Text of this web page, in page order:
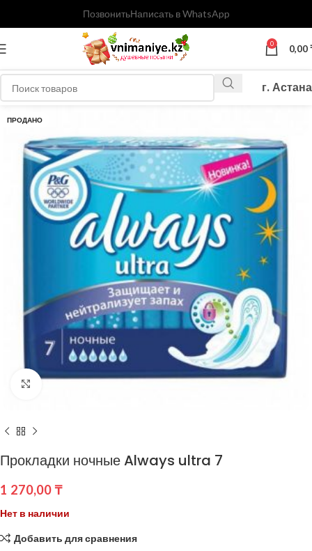
ПозвонитьНаписать в WhatsApp
0 0,00
г. Астана
ПРОДАНО
Прокладки ночные Always ultra 7
1 270,00 ₸
Нет в наличии
Добавить для сравнения